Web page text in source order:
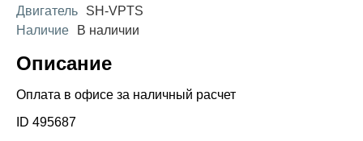
Двигатель
SH-VPTS
Наличие
В наличии
Описание
Оплата в офисе за наличный расчет
ID 495687